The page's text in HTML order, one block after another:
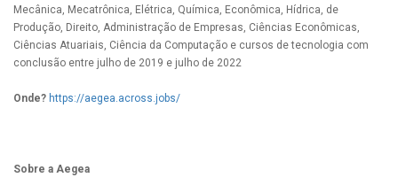
Mecânica, Mecatrônica, Elétrica, Química, Econômica, Hídrica, de
Produção, Direito, Administração de Empresas, Ciências Econômicas,
Ciências Atuariais, Ciência da Computação e cursos de tecnologia com
conclusão entre julho de 2019 e julho de 2022
Onde? https://aegea.across.jobs/
Sobre a Aegea